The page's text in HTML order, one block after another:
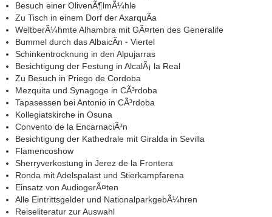
Besuch einer OlivenÃ¶lmÃ¼hle
Zu Tisch in einem Dorf der AxarquÃ­a
WeltberÃ¼hmte Alhambra mit GÃ¤rten des Generalife
Bummel durch das AlbaicÃ­n - Viertel
Schinkentrocknung in den Alpujarras
Besichtigung der Festung in AlcalÃ¡ la Real
Zu Besuch in Priego de Cordoba
Mezquita und Synagoge in CÃ³rdoba
Tapasessen bei Antonio in CÃ³rdoba
Kollegiatskirche in Osuna
Convento de la EncarnaciÃ³n
Besichtigung der Kathedrale mit Giralda in Sevilla
Flamencoshow
Sherryverkostung in Jerez de la Frontera
Ronda mit Adelspalast und Stierkampfarena
Einsatz von AudiogerÃ¤ten
Alle Eintrittsgelder und NationalparkgebÃ¼hren
Reiseliteratur zur Auswahl